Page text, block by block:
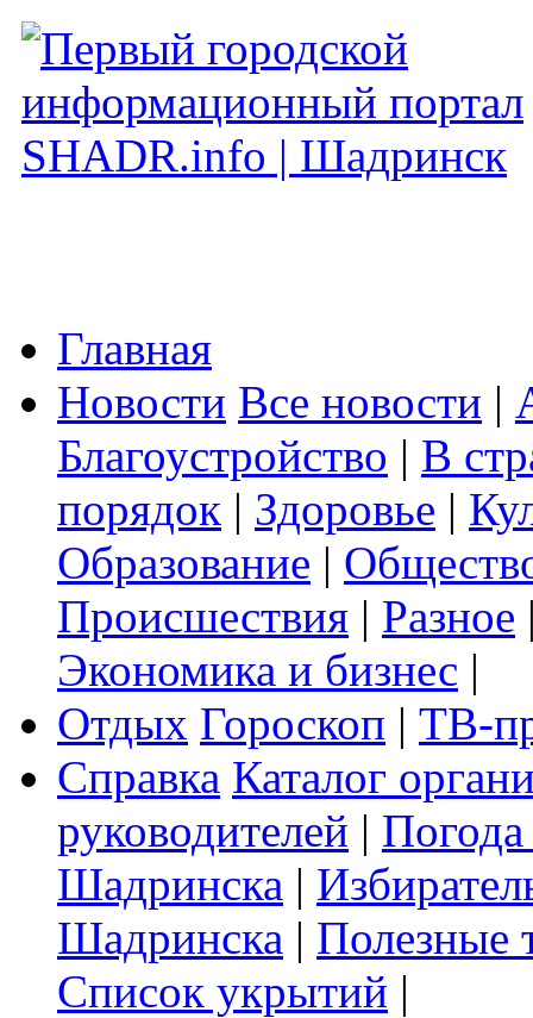
Главная
Новости Все новости |
Благоустройство | В
порядок | Здоровье |
Образование |
Происшествия | Разное
Экономика и бизнес |
Отдых Гороскоп | ТВ-
Справка Каталог
руководителей |
Шадринска |
Шадринска | Полезные
Список укрытий |